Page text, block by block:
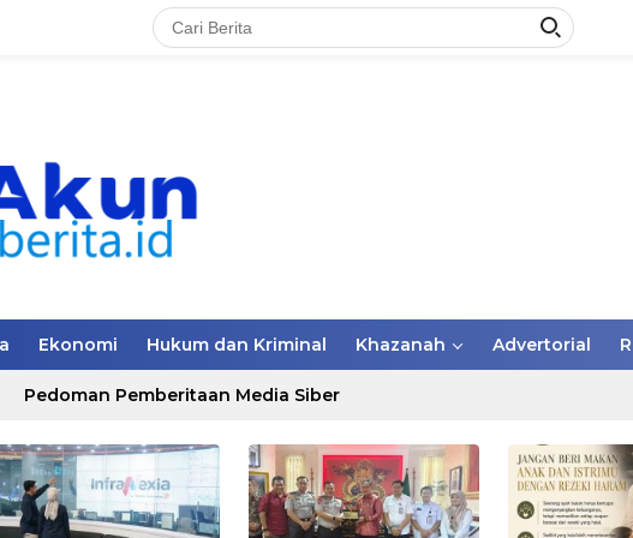
Ekonomi Hukum dan Kriminal Khazanah Advertorial
Pedoman Pemberitaan Media Siber